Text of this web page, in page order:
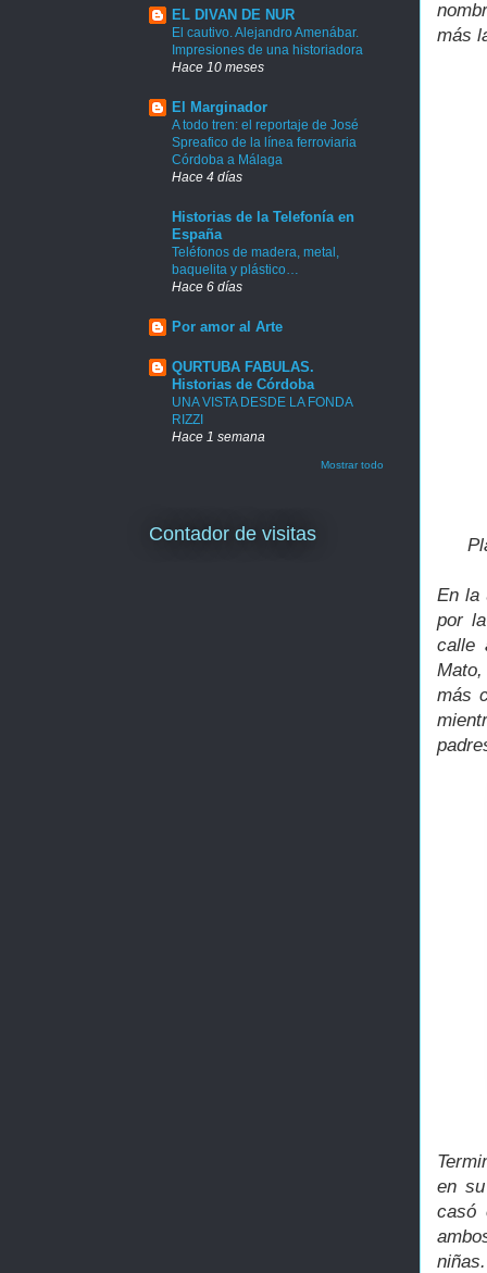
más
En la
por
calle
más
en
casó
EL DIVAN DE NUR
El cautivo. Alejandro Amenábar.
Impresiones de una historiadora
Hace 10 meses
El Marginador
A todo tren: el reportaje de José
Spreafico de la línea ferroviaria
Córdoba a Málaga
Hace 4 días
Historias de la Telefonía en
España
Teléfonos de madera, metal,
baquelita y plástico…
Hace 6 días
Por amor al Arte
QURTUBA FABULAS.
Historias de Córdoba
UNA VISTA DESDE LA FONDA
RIZZI
Hace 1 semana
Mostrar todo
Contador de visitas